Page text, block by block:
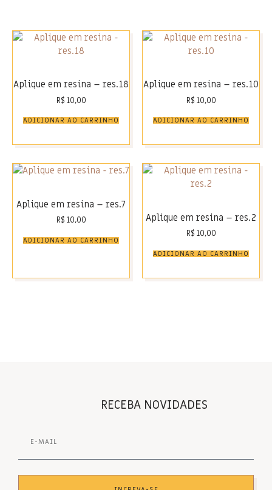
Aplique em resina – res.18
R$ 10,00
ADICIONAR AO CARRINHO
Aplique em resina – res.10
R$ 10,00
ADICIONAR AO CARRINHO
Aplique em resina – res.7
R$ 10,00
ADICIONAR AO CARRINHO
Aplique em resina – res.2
R$ 10,00
ADICIONAR AO CARRINHO
RECEBA NOVIDADES